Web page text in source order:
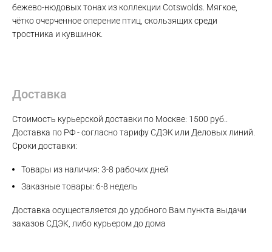
бежево-нюдовых тонах из коллекции Cotswolds. Мягкое,
чётко очерченное оперение птиц, скользящих среди
тростника и кувшинок.
Доставка
Стоимость курьерской доставки по Москве: 1500 руб..
Доставка по РФ - согласно тарифу СДЭК или Деловых линий.
Сроки доставки:
Товары из наличия: 3-8 рабочих дней
Заказные товары: 6-8 недель
Доставка осуществляется до удобного Вам пункта выдачи
заказов СДЭК, либо курьером до дома
Max